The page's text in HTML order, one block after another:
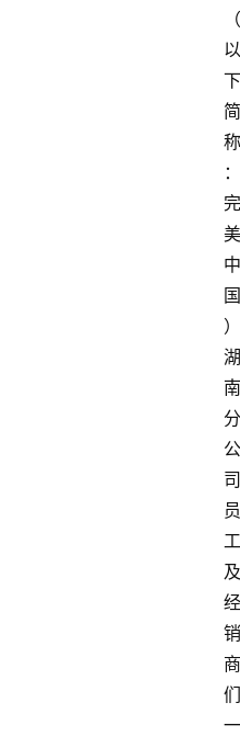
（
以
下
简
称
：
完
美
中
国
）
湖
南
分
公
司
员
工
及
经
销
商
们
一